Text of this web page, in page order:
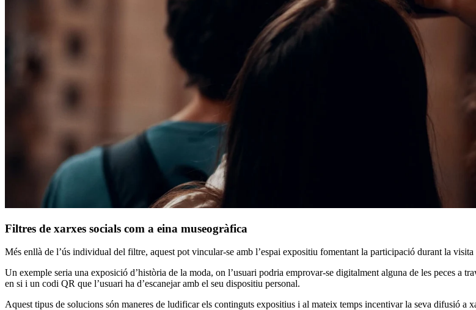
Filtres de xarxes socials com a eina museogràfica
Més enllà de l’ús individual del filtre, aquest pot vincular-se amb l’espai expositiu fomentant la participació durant la
Un exemple seria una exposició d’història de la moda, on l’usuari podria emprovar-se digitalment alguna de les peces a
en si i un codi QR que l’usuari ha d’escanejar amb el seu dispositiu personal.
Aquest tipus de solucions són maneres de ludificar els continguts expositius i al mateix temps incentivar la seva difusió a